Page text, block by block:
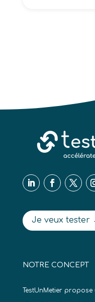
Je veux tester
NOTRE CONCEPT
TestUnMetier